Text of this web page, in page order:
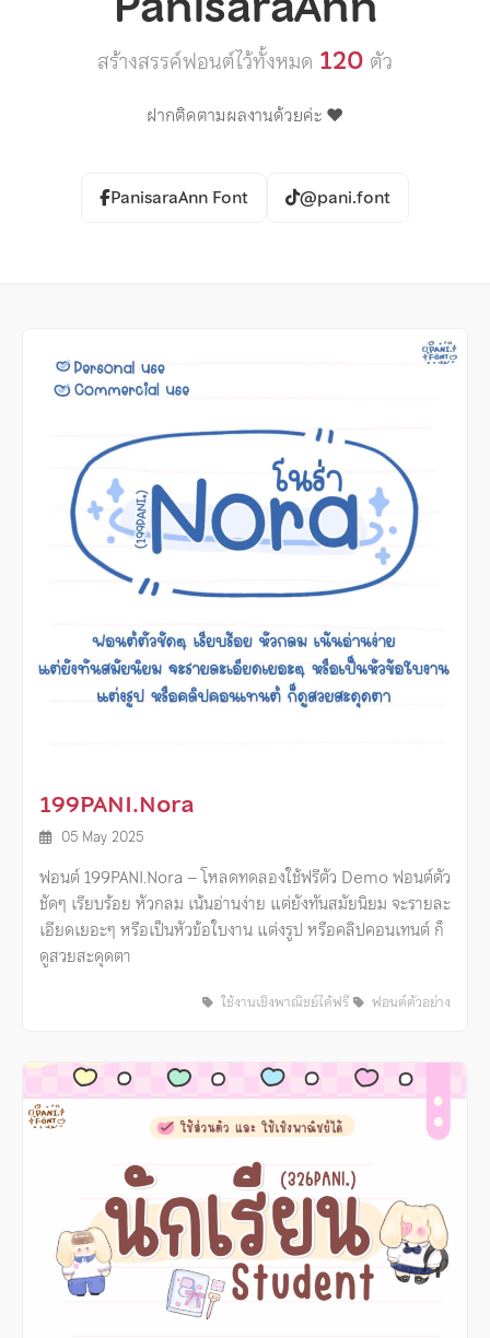
สร้างสรรค์ฟอนต์ไว้ทั้งหมด 120 ตัว
ฝากติดตามผลงานด้วยค่ะ ♥️
PanisaraAnn Font @pani.font
199PANI.Nora
05 May 2025
ฟอนต์ 199PANI.Nora – โหลดทดลองใช้ฟรีตัว Demo ฟอนต์ตัว
ชัดๆ เรียบร้อย หัวกลม เน้นอ่านง่าย แต่ยังทันสมัยนิยม จะรายละ
เอียดเยอะๆ หรือเป็นหัวข้อใบงาน แต่งรูป หรือคลิปคอนเทนต์ ก็
ดูสวยสะดุดตา
ใช้งานเชิงพาณิชย์ได้ฟรี ฟอนต์ตัวอย่าง